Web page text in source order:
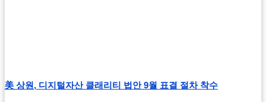
美 상원, 디지털자산 클래리티 법안 9월 표결 절차 착수